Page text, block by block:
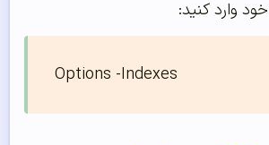
Options -Indexes